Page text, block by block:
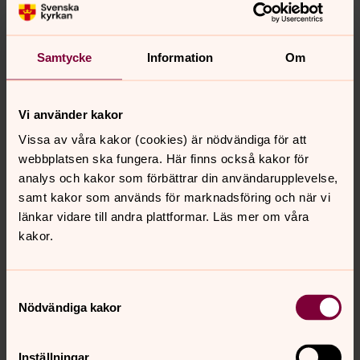
Samtycke Information Om
Vi använder kakor
Vissa av våra kakor (cookies) är nödvändiga för att
webbplatsen ska fungera. Här finns också kakor för
analys och kakor som förbättrar din användarupplevelse,
samt kakor som används för marknadsföring och när vi
länkar vidare till andra plattformar. Läs mer om våra
kakor.
Nödvändiga kakor
Inställningar
Plats: Mariagården
Kontakt: Lotta Aggeborn, 023 70 20 91,
lotta.aggeborn@svenskakyrkan.se
Körer för unga vuxna
Falu Kristine manskör
Från 13-23 år. Kristinegården. Kontakt och anmälan: Sofia
PekkariSofia.Pekkari@svenskakyrkan.se
Falu ungdomskör
Från 16-25 år. Tisdagar. 17.30-19.15, Stora Kopparbergs
kyrka.
Anna.Kjellin@svenskakyrkan.se